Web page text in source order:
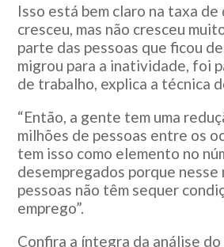
Isso está bem claro na taxa
cresceu, mas não cresceu
parte das pessoas que ficou
migrou para a inatividade, foi
de trabalho, explica a técnica
“Então, a gente tem uma
milhões de pessoas entre os
tem isso como elemento no
desempregados porque nesse
pessoas não têm sequer
emprego”.
Confira a íntegra da análise